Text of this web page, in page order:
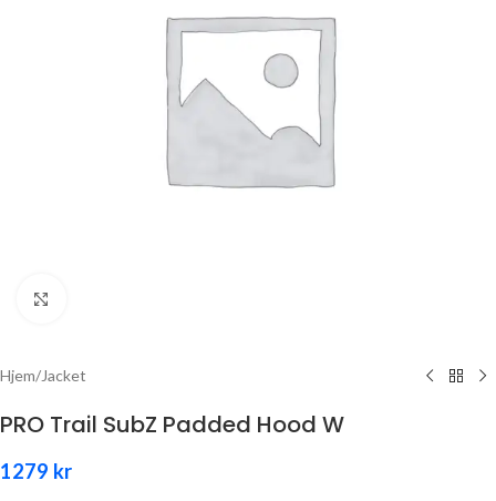
Hjem/Jacket
PRO Trail SubZ Padded Hood W
1279 kr